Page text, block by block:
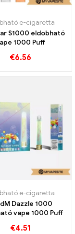
e-cigaretta
S1000 eldobható
1000 Puff
€6.56
e-cigaretta
Dazzle 1000
vape 1000 Puff
€4.51